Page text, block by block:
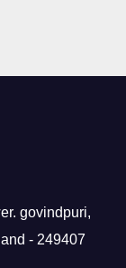
govindpuri,
- 249407